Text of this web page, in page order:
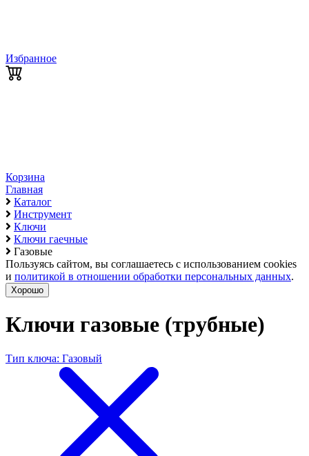
Избранное
Корзина
Главная
Каталог
Инструмент
Ключи
Ключи гаечные
Газовые
Пользуясь сайтом, вы соглашаетесь с использованием cookies
и политикой в отношении обработки персональных данных.
Хорошо
Ключи газовые (трубные)
Тип ключа: Газовый